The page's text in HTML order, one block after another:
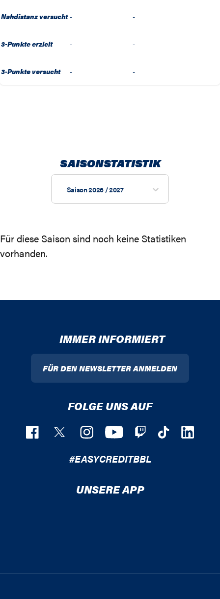
Nahdistanz versucht - -
3-Punkte erzielt - -
3-Punkte versucht - -
SAISONSTATISTIK
Saison 2026 / 2027
Für diese Saison sind noch keine Statistiken
vorhanden.
IMMER INFORMIERT
FÜR DEN NEWSLETTER ANMELDEN
FOLGE UNS AUF
#EASYCREDITBBL
UNSERE APP